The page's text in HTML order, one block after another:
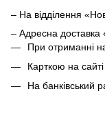
– На відділення
– Адресна
При отриманні
Карткою на сайті
На банківський